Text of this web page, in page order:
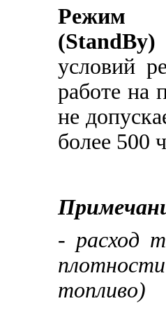
Режим
(StandBy)
условий
работе на
не
более 500
- расход
топливо)